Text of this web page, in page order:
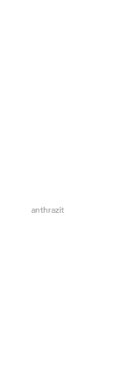
anthrazit